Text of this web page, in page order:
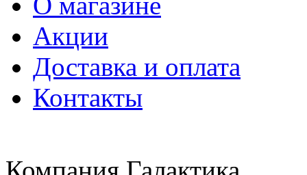
Акции
Доставка и оплата
Контакты